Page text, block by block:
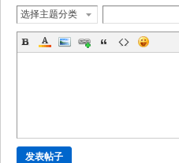
选择主题分类
发表帖子